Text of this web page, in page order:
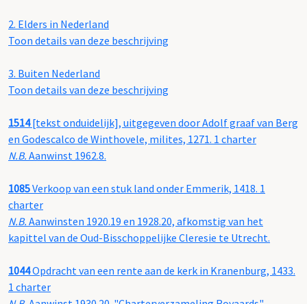
2. Elders in Nederland
Toon details van deze beschrijving
3. Buiten Nederland
Toon details van deze beschrijving
1514[tekst onduidelijk], uitgegeven door Adolf graaf van Berg
en Godescalco de Winthovele, milites, 1271. 1 charter
N.B. Aanwinst 1962.8.
1085Verkoop van een stuk land onder Emmerik, 1418. 1
charter
N.B. Aanwinsten 1920.19 en 1928.20, afkomstig van het
kapittel van de Oud-Bisschoppelijke Cleresie te Utrecht.
1044Opdracht van een rente aan de kerk in Kranenburg, 1433.
1 charter